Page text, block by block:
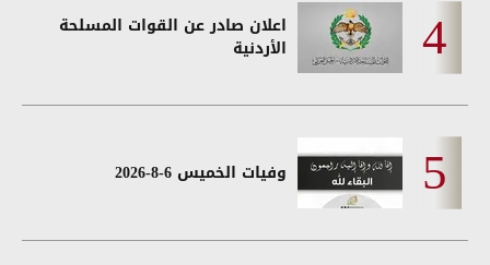
اعلان صادر عن القوات المسلحة
الأردنية
وفيات الخميس 6-8-2026